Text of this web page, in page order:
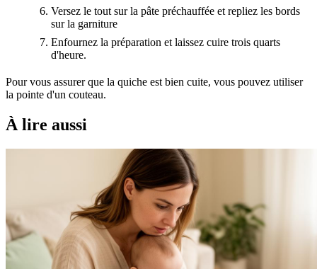
Versez le tout sur la pâte préchauffée et repliez les bords
sur la garniture
Enfournez la préparation et laissez cuire trois quarts
d'heure.
Pour vous assurer que la quiche est bien cuite, vous pouvez utiliser
la pointe d'un couteau.
À lire aussi